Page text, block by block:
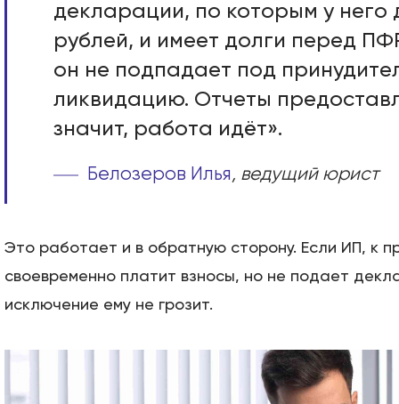
декларации, по которым у него
рублей, и имеет долги перед
он не подпадает под
ликвидацию. Отчеты
значит, работа идёт».
Белозеров Илья, ведущий юрист
Это работает и в обратную сторону. Если ИП, к
своевременно платит взносы, но не подает
исключение ему не грозит.